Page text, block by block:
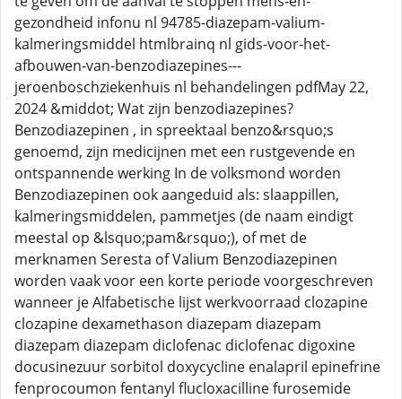
gezondheid infonu nl 94785-diazepam-valium-
kalmeringsmiddel htmlbrainq nl gids-voor-het-
afbouwen-van-benzodiazepines---
jeroenboschziekenhuis nl behandelingen pdfMay 22,
2024 &middot; Wat zijn benzodiazepines?
Benzodiazepinen , in spreektaal benzo&rsquo;s
genoemd, zijn medicijnen met een rustgevende en
ontspannende werking In de volksmond worden
Benzodiazepinen ook aangeduid als: slaappillen,
kalmeringsmiddelen, pammetjes (de naam eindigt
meestal op &lsquo;pam&rsquo;), of met de
merknamen Seresta of Valium Benzodiazepinen
worden vaak voor een korte periode voorgeschreven
wanneer je Alfabetische lijst werkvoorraad clozapine
clozapine dexamethason diazepam diazepam
diazepam diazepam diclofenac diclofenac digoxine
docusinezuur sorbitol doxycycline enalapril epinefrine
fenprocoumon fentanyl flucloxacilline furosemide